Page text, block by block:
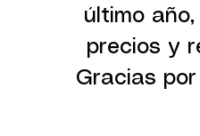
último
precios y
Gracias